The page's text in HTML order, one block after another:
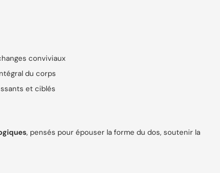
conviviaux
du corps
et ciblés
, pensés pour épouser la forme du dos, soutenir la